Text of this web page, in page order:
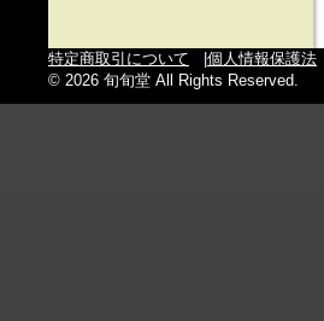
特定商取引について |個人情報保護法
© 2026 旬旬堂 All Rights Reserved.